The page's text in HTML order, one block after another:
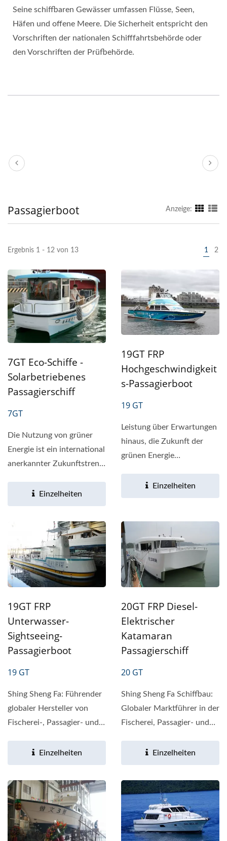
Seine schiffbaren Gewässer umfassen Flüsse, Seen,
Häfen und offene Meere. Die Sicherheit entspricht den
Vorschriften der nationalen Schifffahrtsbehörde oder
den Vorschriften der Prüfbehörde.
Passagierboot Anzeige:
Ergebnis 1 - 12 von 13 1 2
7GT Eco-Schiffe -
Solarbetriebenes
Passagierschiff
7GT
Die Nutzung von grüner
Energie ist ein international
anerkannter Zukunftstrend.
Einzelheiten
19GT FRP
Hochgeschwindigkeit
S-Passagierboot
19 GT
Leistung über Erwartungen
hinaus, die Zukunft der
grünen Energie
Shing...
Einzelheiten
19GT FRP
Unterwasser-
Sightseeing-
Passagierboot
19 GT
Shing Sheng Fa: Führender
globaler Hersteller von
Fischerei-, Passagier- und
Einzelheiten
20GT FRP Diesel-
Elektrischer
Katamaran
Passagierschiff
20 GT
Shing Sheng Fa Schiffbau:
Globaler Marktführer in der
Fischerei, Passagier- und
Einzelheiten